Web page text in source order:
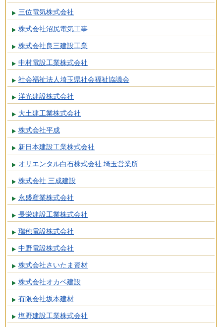
三位電気株式会社
株式会社沼尻電気工事
株式会社良三建設工業
中村電設工業株式会社
社会福祉法人埼玉県社会福祉協議会
洋光建設株式会社
大土建工業株式会社
株式会社平成
新日本建設工業株式会社
オリエンタル白石株式会社 埼玉営業所
株式会社 三成建設
永盛産業株式会社
長栄建設工業株式会社
瑞穂電設株式会社
中野電設株式会社
株式会社さいたま資材
株式会社オカベ建設
有限会社坂本建材
塩野建設工業株式会社